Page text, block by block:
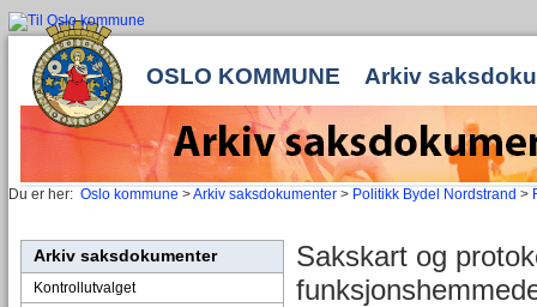
OSLO KOMMUNE Arkiv
Du er her: Oslo kommune >Arkiv saksdokumenter > Politikk Bydel Nordstrand >
Arkiv saksdokumenter
Kontrollutvalget
Sakskart og